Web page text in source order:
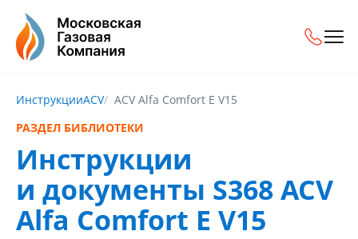
ИнструкцииACV
ACV Alfa Comfort E V15
РАЗДЕЛ БИБЛИОТЕКИ
Инструкции
и документы S368 ACV
Alfa Comfort E V15